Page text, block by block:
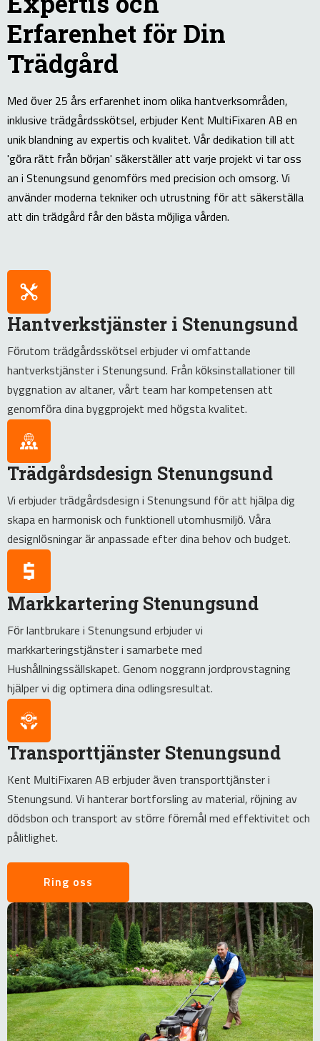
Erfarenhet för Din
Trädgård
Med över 25 års erfarenhet inom olika hantverksområden,
inklusive trädgårdsskötsel, erbjuder Kent MultiFixaren AB en
unik blandning av expertis och kvalitet. Vår dedikation till att
'göra rätt från början' säkerställer att varje projekt vi tar oss
an i Stenungsund genomförs med precision och omsorg. Vi
använder moderna tekniker och utrustning för att säkerställa
att din trädgård får den bästa möjliga vården.
Hantverkstjänster i Stenungsund
Förutom trädgårdsskötsel erbjuder vi omfattande
hantverkstjänster i Stenungsund. Från köksinstallationer till
byggnation av altaner, vårt team har kompetensen att
genomföra dina byggprojekt med högsta kvalitet.
Trädgårdsdesign Stenungsund
Vi erbjuder trädgårdsdesign i Stenungsund för att hjälpa dig
skapa en harmonisk och funktionell utomhusmiljö. Våra
designlösningar är anpassade efter dina behov och budget.
Markkartering Stenungsund
För lantbrukare i Stenungsund erbjuder vi
markkarteringstjänster i samarbete med
Hushållningssällskapet. Genom noggrann jordprovstagning
hjälper vi dig optimera dina odlingsresultat.
Transporttjänster Stenungsund
Kent MultiFixaren AB erbjuder även transporttjänster i
Stenungsund. Vi hanterar bortforsling av material, röjning av
dödsbon och transport av större föremål med effektivitet och
pålitlighet.
Ring oss